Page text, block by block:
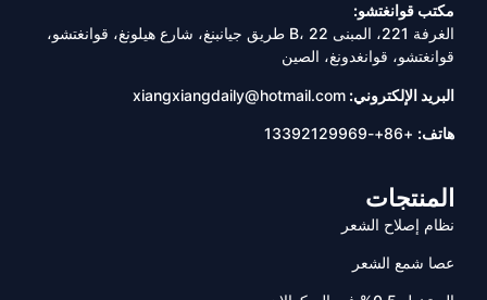
مكتب قوانغتشو:
الغرفة 221، المبنى B، 22 طريق جيانبنغ، شارع هيلونغ، قوانغتشو،
قوانغتشو، قوانغدونغ، الصين
البريد الإلكتروني: xiangxiangdaily@hotmail.com
هاتف: +86+-13392129969
المنتجات
نظام إصلاح الشعر
عصا شمع الشعر